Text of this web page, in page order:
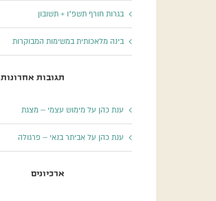
בגרות חורף תשפ”ו + תשובון
בינה מלאכותית במשימות המבוקרות
תגובות אחרונות
ענת כהן עלמימוש עצמי – מצגת
ענת כהן עלאביתר בנאי – פרגולה
ארכיונים